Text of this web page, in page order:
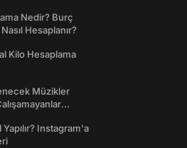
Nedir? Burç
Hesaplanır?
Kilo Hesaplama
Müzikler
Instagram'a